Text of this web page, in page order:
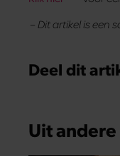
– Dit artikel is
Deel dit
Uit